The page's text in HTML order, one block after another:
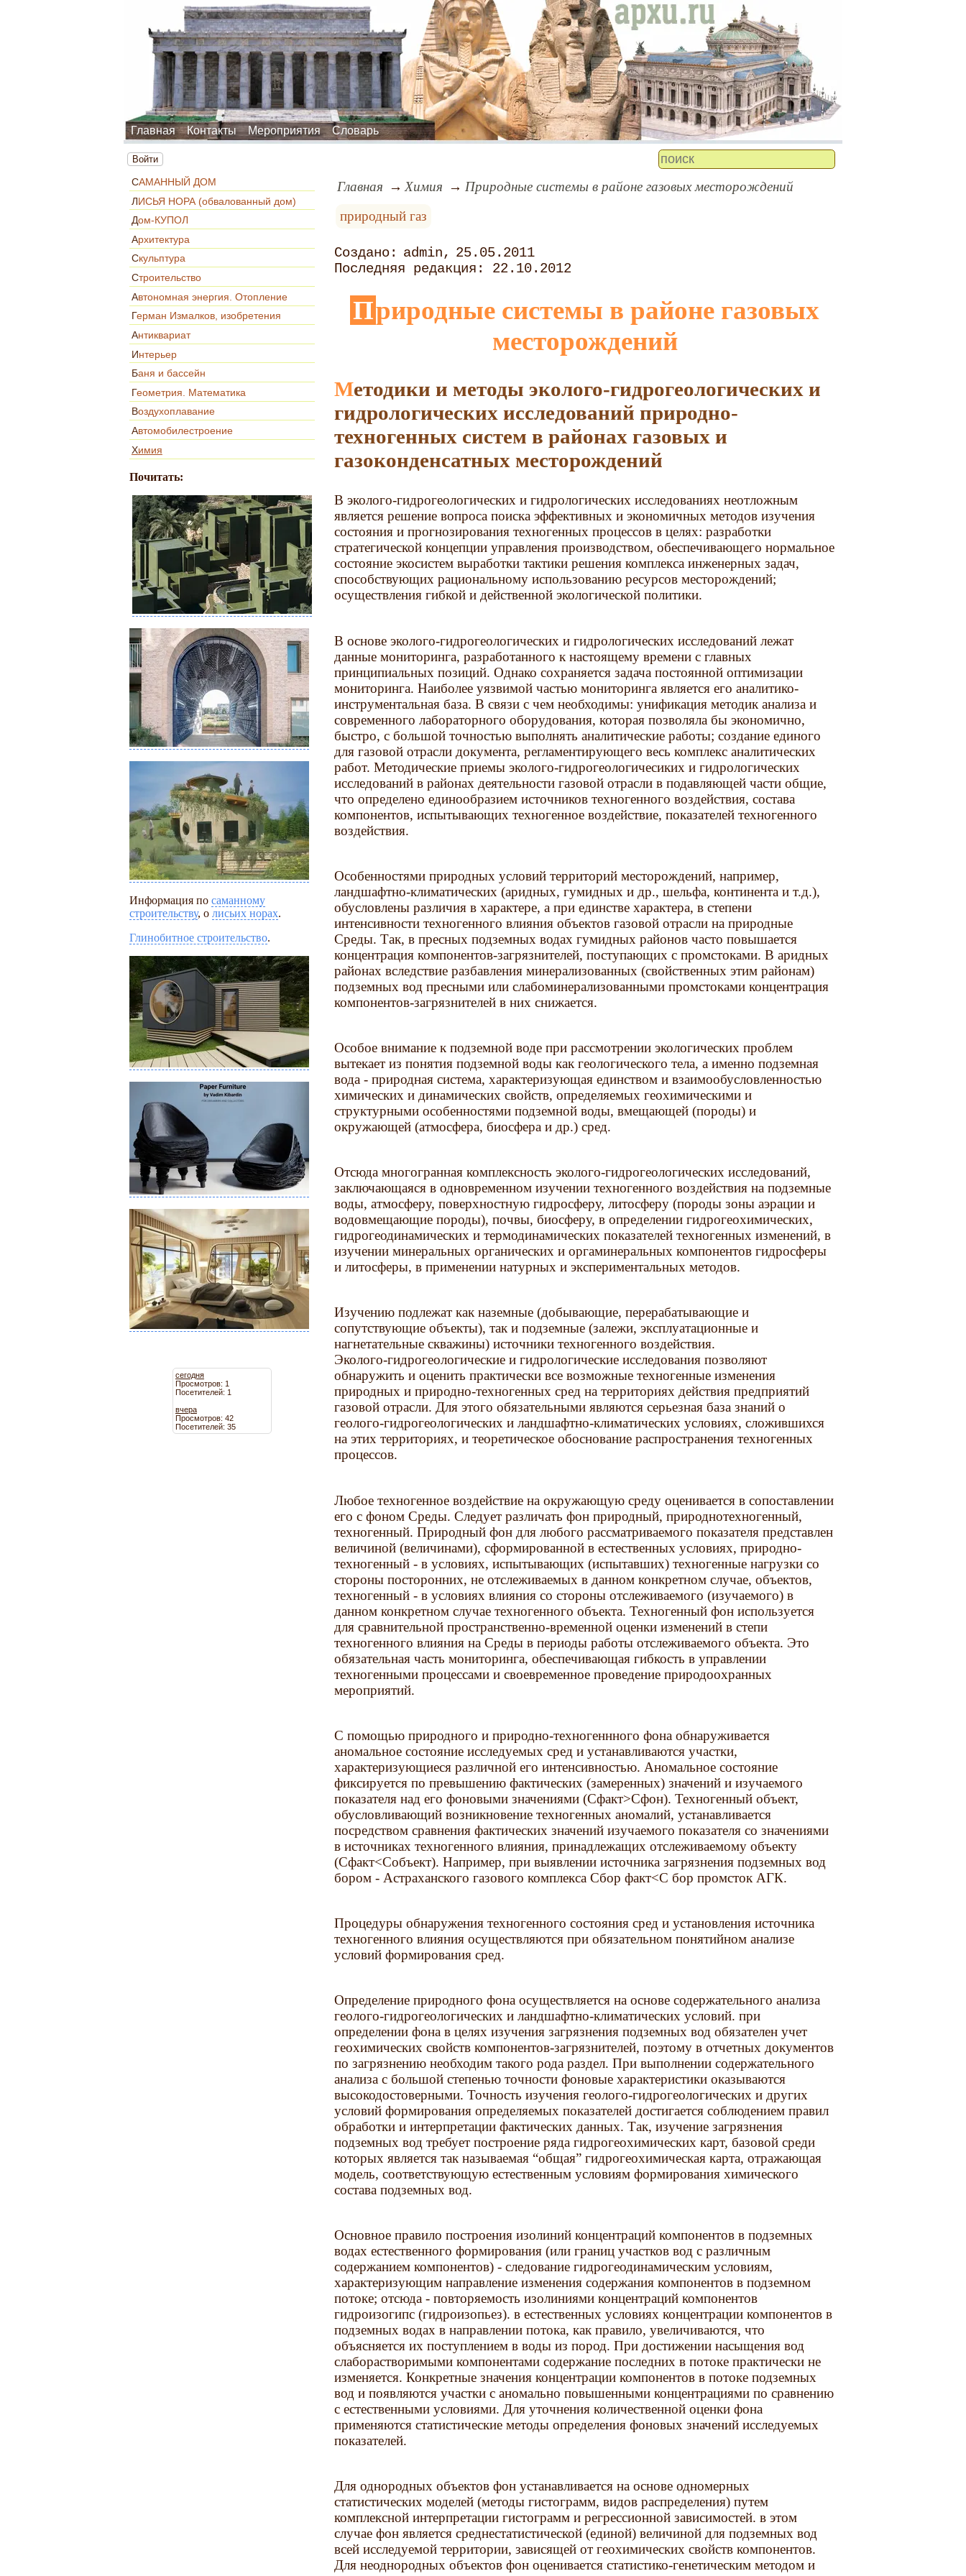
Главная Контакты Мероприятия Словарь
Войти
САМАННЫЙ ДОМ
ЛИСЬЯ НОРА (обвалованный дом)
Дом-КУПОЛ
Архитектура
Скульптура
Строительство
Автономная энергия. Отопление
Герман Измалков, изобретения
Антиквариат
Интерьер
Баня и бассейн
Геометрия. Математика
Воздухоплавание
Автомобилестроение
Химия
Почитать:
Информация по саманному
строительству, о лисьих норах.
Глинобитное строительство.
сегодня
Просмотров: 1
Посетителей: 1
вчера
Просмотров: 42
Посетителей: 35
Главная Химия
Природные системы в районе газовых месторождений
природный газ
admin
25.05.2011
22.10.2012
Природные системы в районе газовых
месторождений
Методики и методы эколого-гидрогеологических и
гидрологических исследований природно-
техногенных систем в районах газовых и
газоконденсатных месторождений
В эколого-гидрогеологических и гидрологических исследованиях неотложным
является решение вопроса поиска эффективных и экономичных методов изучения
состояния и прогнозирования техногенных процессов в целях: разработки
стратегической концепции управления производством, обеспечивающего нормальное
состояние экосистем выработки тактики решения комплекса инженерных задач,
способствующих рациональному использованию ресурсов месторождений;
осуществления гибкой и действенной экологической политики.
В основе эколого-гидрогеологических и гидрологических исследований лежат
данные мониторинга, разработанного к настоящему времени с главных
принципиальных позиций. Однако сохраняется задача постоянной оптимизации
мониторинга. Наиболее уязвимой частью мониторинга является его аналитико-
инструментальная база. В связи с чем необходимы: унификация методик анализа и
современного лабораторного оборудования, которая позволяла бы экономично,
быстро, с большой точностью выполнять аналитические работы; создание единого
для газовой отрасли документа, регламентирующего весь комплекс аналитических
работ. Методические приемы эколого-гидрогеологичесиких и гидрологических
исследований в районах деятельности газовой отрасли в подавляющей части общие,
что определено единообразием источников техногенного воздействия, состава
компонентов, испытывающих техногенное воздействие, показателей техногенного
воздействия.
Особенностями природных условий территорий месторождений, например,
ландшафтно-климатических (аридных, гумидных и др., шельфа, континента и т.д.),
обусловлены различия в характере, а при единстве характера, в степени
интенсивности техногенного влияния объектов газовой отрасли на природные
Среды. Так, в пресных подземных водах гумидных районов часто повышается
концентрация компонентов-загрязнителей, поступающих с промстоками. В аридных
районах вследствие разбавления минерализованных (свойственных этим районам)
подземных вод пресными или слабоминерализованными промстоками концентрация
компонентов-загрязнителей в них снижается.
Особое внимание к подземной воде при рассмотрении экологических проблем
вытекает из понятия подземной воды как геологического тела, а именно подземная
вода - природная система, характеризующая единством и взаимообусловленностью
химических и динамических свойств, определяемых геохимическими и
структурными особенностями подземной воды, вмещающей (породы) и
окружающей (атмосфера, биосфера и др.) сред.
Отсюда многогранная комплексность эколого-гидрогеологических исследований,
заключающаяся в одновременном изучении техногенного воздействия на подземные
воды, атмосферу, поверхностную гидросферу, литосферу (породы зоны аэрации и
водовмещающие породы), почвы, биосферу, в определении гидрогеохимических,
гидрогеодинамических и термодинамических показателей техногенных изменений, в
изучении минеральных органических и оргаминеральных компонентов гидросферы
и литосферы, в применении натурных и экспериментальных методов.
Изучению подлежат как наземные (добывающие, перерабатывающие и
сопутствующие объекты), так и подземные (залежи, эксплуатационные и
нагнетательные скважины) источники техногенного воздействия.
Эколого-гидрогеологические и гидрологические исследования позволяют
обнаружить и оценить практически все возможные техногенные изменения
природных и природно-техногенных сред на территориях действия предприятий
газовой отрасли. Для этого обязательными являются серьезная база знаний о
геолого-гидрогеологических и ландшафтно-климатических условиях, сложившихся
на этих территориях, и теоретическое обоснование распространения техногенных
процессов.
Любое техногенное воздействие на окружающую среду оценивается в сопоставлении
его с фоном Среды. Следует различать фон природный, природнотехногенный,
техногенный. Природный фон для любого рассматриваемого показателя представлен
величиной (величинами), сформированной в естественных условиях, природно-
техногенный - в условиях, испытывающих (испытавших) техногенные нагрузки со
стороны посторонних, не отслеживаемых в данном конкретном случае, объектов,
техногенный - в условиях влияния со стороны отслеживаемого (изучаемого) в
данном конкретном случае техногенного объекта. Техногенный фон используется
для сравнительной пространственно-временной оценки изменений в степи
техногенного влияния на Среды в периоды работы отслеживаемого объекта. Это
обязательная часть мониторинга, обеспечивающая гибкость в управлении
техногенными процессами и своевременное проведение природоохранных
мероприятий.
С помощью природного и природно-техногеннного фона обнаруживается
аномальное состояние исследуемых сред и устанавливаются участки,
характеризующиеся различной его интенсивностью. Аномальное состояние
фиксируется по превышению фактических (замеренных) значений и изучаемого
показателя над его фоновыми значениями (Сфакт>Cфон). Техногенный объект,
обусловливающий возникновение техногенных аномалий, устанавливается
посредством сравнения фактических значений изучаемого показателя со значениями
в источниках техногенного влияния, принадлежащих отслеживаемому объекту
(Сфакт<Cобъект). Например, при выявлении источника загрязнения подземных вод
бором - Астраханского газового комплекса Сбор факт<C бор промсток АГК.
Процедуры обнаружения техногенного состояния сред и установления источника
техногенного влияния осуществляются при обязательном понятийном анализе
условий формирования сред.
Определение природного фона осуществляется на основе содержательного анализа
геолого-гидрогеологических и ландшафтно-климатических условий. при
определении фона в целях изучения загрязнения подземных вод обязателен учет
геохимических свойств компонентов-загрязнителей, поэтому в отчетных документов
по загрязнению необходим такого рода раздел. При выполнении содержательного
анализа с большой степенью точности фоновые характеристики оказываются
высокодостоверными. Точность изучения геолого-гидрогеологических и других
условий формирования определяемых показателей достигается соблюдением правил
обработки и интерпретации фактических данных. Так, изучение загрязнения
подземных вод требует построение ряда гидрогеохимических карт, базовой среди
которых является так называемая “общая” гидрогеохимическая карта, отражающая
модель, соответствующую естественным условиям формирования химического
состава подземных вод.
Основное правило построения изолиний концентраций компонентов в подземных
водах естественного формирования (или границ участков вод с различным
содержанием компонентов) - следование гидрогеодинамическим условиям,
характеризующим направление изменения содержания компонентов в подземном
потоке; отсюда - повторяемость изолиниями концентраций компонентов
гидроизогипс (гидроизопьез). в естественных условиях концентрации компонентов в
подземных водах в направлении потока, как правило, увеличиваются, что
объясняется их поступлением в воды из пород. При достижении насыщения вод
слаборастворимыми компонентами содержание последних в потоке практически не
изменяется. Конкретные значения концентрации компонентов в потоке подземных
вод и появляются участки с аномально повышенными концентрациями по сравнению
с естественными условиями. Для уточнения количественной оценки фона
применяются статистические методы определения фоновых значений исследуемых
показателей.
Для однородных объектов фон устанавливается на основе одномерных
статистических моделей (методы гистограмм, видов распределения) путем
комплексной интерпретации гистограмм и регрессионной зависимостей. в этом
случае фон является среднестатистической (единой) величиной для подземных вод
всей исследуемой территории, зависящей от геохимических свойств компонентов.
Для неоднородных объектов фон оценивается статистико-генетическим методом и